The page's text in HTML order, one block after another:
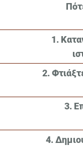
1.
2.
3.
4.